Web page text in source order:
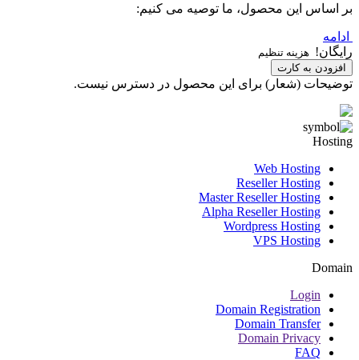
بر اساس این محصول، ما توصیه می کنیم:
ادامه
رایگان! هزینه تنظیم
افزودن به کارت
توضیحات (شعار) برای این محصول در دسترس نیست.
Hosting
Web Hosting
Reseller Hosting
Master Reseller Hosting
Alpha Reseller Hosting
Wordpress Hosting
VPS Hosting
Domain
Login
Domain Registration
Domain Transfer
Domain Privacy
FAQ